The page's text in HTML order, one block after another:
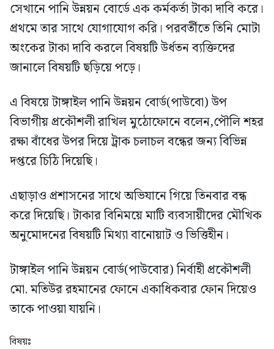
সেখানে পানি উন্নয়ন বোর্ডে এক কর্মকর্তা টাকা দাবি করে।
প্রথমে তার সাথে যোগাযোগ করি। পরবর্তীতে তিনি মোটা
অংকের টাকা দাবি করলে বিষয়টি উর্ধতন ব্যক্তিদের
জানালে বিষয়টি ছড়িয়ে পড়ে।
এ বিষয়ে টাঙ্গাইল পানি উন্নয়ন বোর্ড(পাউবো) উপ
বিভাগীয় প্রকৌশলী রাখিল মুঠোফোনে বলেন,পৌলি শহর
রক্ষা বাঁধের উপর দিয়ে ট্রাক চলাচল বন্ধের জন্য বিভিন্ন
দপ্তরে চিঠি দিয়েছি।
এছাড়াও প্রশাসনের সাথে অভিযানে গিয়ে তিনবার বন্ধ
করে দিয়েছি। টাকার বিনিময়ে মাটি ব্যবসায়ীদের মৌখিক
অনুমোদনের বিষয়টি মিথ্যা বানোয়াট ও ভিত্তিহীন।
টাঙ্গাইল পানি উন্নয়ন বোর্ড(পাউবোর) নির্বাহী প্রকৌশলী
মো. মতিউর রহমানের ফোনে একাধিকবার ফোন দিয়েও
তাকে পাওয়া যায়নি।
বিষয়ঃ